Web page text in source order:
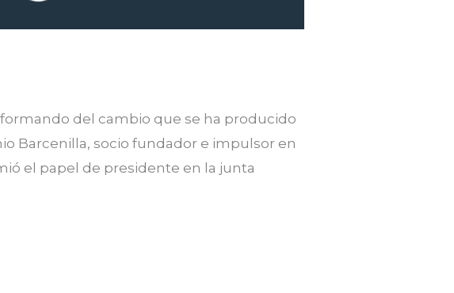
del cambio que se ha producido
Barcenilla, socio fundador e impulsor en
el papel de presidente en la junta